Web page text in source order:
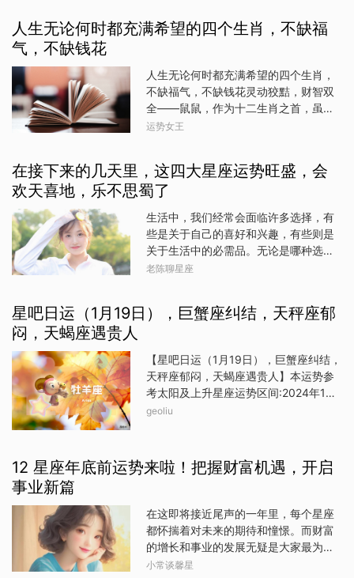
们懂得知足常乐，不会过分追求物质，
人天生具有王者风范，你们志向远大，
气势磅礴。在职场上，生肖龙属龙的人
往往能够凭借出色的能力和领导才干赢
得他人的尊敬和认可。从七月三十日
你们信心满满，从容不迫地面对各种挑
战，将困难一一化解，财运自然水涨船
当避免深交的对象。这类人往往缺乏自
到温暖与希望。他们的消极情绪如同乌
云，不经意间便会笼罩在狮子座的热情
天空之下，逐渐侵蚀那份本该璀璨夺目
的光芒。狮子座需要的是能够共同追逐
被鼓舞、被提振精神的“负能量源”。此
外，过于敏感多疑的人也不适合与狮子
座深交。狮子座行事坦荡，喜欢直截了
当，他们不习惯于揣测人心，更不耐烦
于无休止的解释与误会。敏感者的情绪
波动与无端猜疑，会让狮子座感到疲惫
不堪，最终可能因无法忍受这种精神消
己产生共鸣、共同成长的伙伴。而那些
人生无论何时都充满希望的四个生肖，不缺福
气，不缺钱花
人生无论何时都充满希望的四个生肖，
不缺福气，不缺钱花灵动狡黠，财智双
全——鼠鼠，作为十二生肖之首，虽身
形小巧，却蕴含着巨大的能量。它们生
遇。在事业上，属鼠之人凭借着聪明才
智和灵活应变的能力，常常能在复杂多
机，敢于尝试新的领域，就像在迷雾中
探寻宝藏的探险家，总能找到属于自己
的财富之路。而且，属鼠之人社交能力
出众，他们结交广泛，人脉资源丰富，
支持。这种良好的人际关系不仅为他们
带来了更多的机会，也让他们的生活充
不缺福气，钱财也如潺潺溪流，源源不
断。勤劳坚韧，福运相随——牛牛，一
直以来都是勤劳与坚韧的象征。属牛之
人有着脚踏实地、吃苦耐劳的精神，他
地朝着目标前进。无论是烈日炎炎还是
寒风凛冽，都无法阻挡他们
运势女王
在接下来的几天里，这四大星座运势旺盛，会
欢天喜地，乐不思蜀了
生活中，我们经常会面临许多选择，有
些是关于自己的喜好和兴趣，有些则是
关于生活中的必需品。无论是哪种选
择，我们都不应该过分依赖别人的意
会被它的独特之处所吸引，你会觉得自
内心，勇敢地追求自己真正喜欢的东
西。行了，咱们还是继续说运势吧，就
说说在接下来的几天里，哪些星座运势
旺盛，会欢天喜地，乐不思蜀了。白羊
息所包围，无论是在工作上还是在感情
难和挑战。同时，你们还将于不同文化
和背景的人有接触，这将拓展你们的眼
界和视野。处女座在接下来的几天里，
处女座的朋友运势旺盛。你们也将迎来
老陈聊星座
星吧日运（1月19日），巨蟹座纠结，天秤座郁
闷，天蝎座遇贵人
【星吧日运（1月19日），巨蟹座纠结，
天秤座郁闷，天蝎座遇贵人】本运势参
考太阳及上升星座运势区间:2024年1月
19日【白羊座】出门碰到一两件给心情
身生活的孤独之间，踌躇不前。推销员
的热情你总是难以拒绝，好面子只会让
验是不可忽略的助力，却也可能禁锢你
去创新。【金牛座】在无意间做了别人
看来是刻意的事，其中的误会要找时间
去解除。只能一味地忙着处理自己的
geoliu
12 星座年底前运势来啦！把握财富机遇，开启
事业新篇
在这即将接近尾声的一年里，每个星座
都怀揣着对未来的期待和憧憬。而财富
的增长和事业的发展无疑是大家最为关
注的焦点。今天，就让我们一同来探索
小常谈馨星